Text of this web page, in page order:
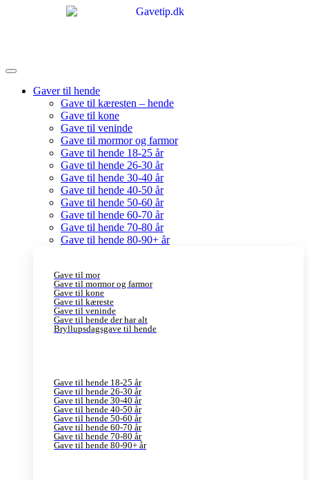
Gaver til hende
Gave til kæresten – hende
Gave til kone
Gave til veninde
Gave til mormor og farmor
Gave til hende 18-25 år
Gave til hende 26-30 år
Gave til hende 30-40 år
Gave til hende 40-50 år
Gave til hende 50-60 år
Gave til hende 60-70 år
Gave til hende 70-80 år
Gave til hende 80-90+ år
Gave til mor
Gave til mormor og farmor
Gave til kone
Gave til kæreste
Gave til veninde
Gave til hende der har alt
Bryllupsdagsgave til hende
Gave til hende 18-25 år
Gave til hende 26-30 år
Gave til hende 30-40 år
Gave til hende 40-50 år
Gave til hende 50-60 år
Gave til hende 60-70 år
Gave til hende 70-80 år
Gave til hende 80-90+ år